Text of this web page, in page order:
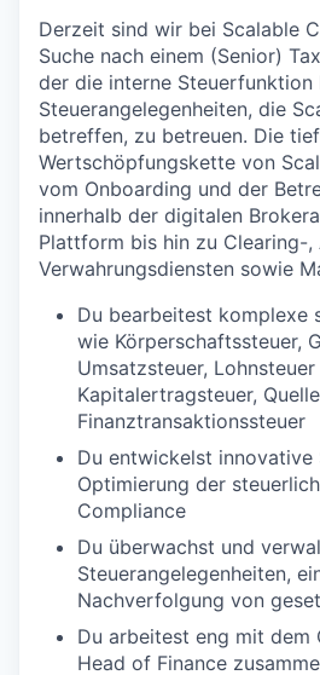
Derzeit sind wir bei Scalable
Suche nach einem (Senior)
der die interne Steuerfunktion
Steuerangelegenheiten, die
betreffen, zu betreuen. Die
Wertschöpfungskette von
vom Onboarding und der
innerhalb der digitalen
Plattform bis hin zu Clearing-,
Verwahrungsdiensten sowie
Du bearbeitest komplexe
wie Körperschaftssteuer,
Umsatzsteuer,
Kapitalertragsteuer,
Finanztransaktionssteuer
Du entwickelst innovative
Optimierung der
Compliance
Du überwachst und
Steuerangelegenheiten,
Nachverfolgung von
Du arbeitest eng mit dem
Head of Finance